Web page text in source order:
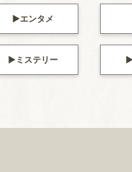
エンタメ
ミステリー